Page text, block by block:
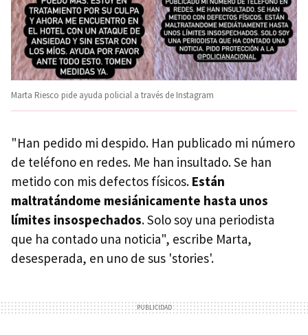
Marta Riesco pide ayuda policial a través de Instagram
"Han pedido mi despido. Han publicado mi número
de teléfono en redes. Me han insultado. Se han
metido con mis defectos físicos. Están
maltratándome mesiánicamente hasta unos
límites insospechados. Solo soy una periodista
que ha contado una noticia", escribe Marta,
desesperada, en uno de sus 'stories'.